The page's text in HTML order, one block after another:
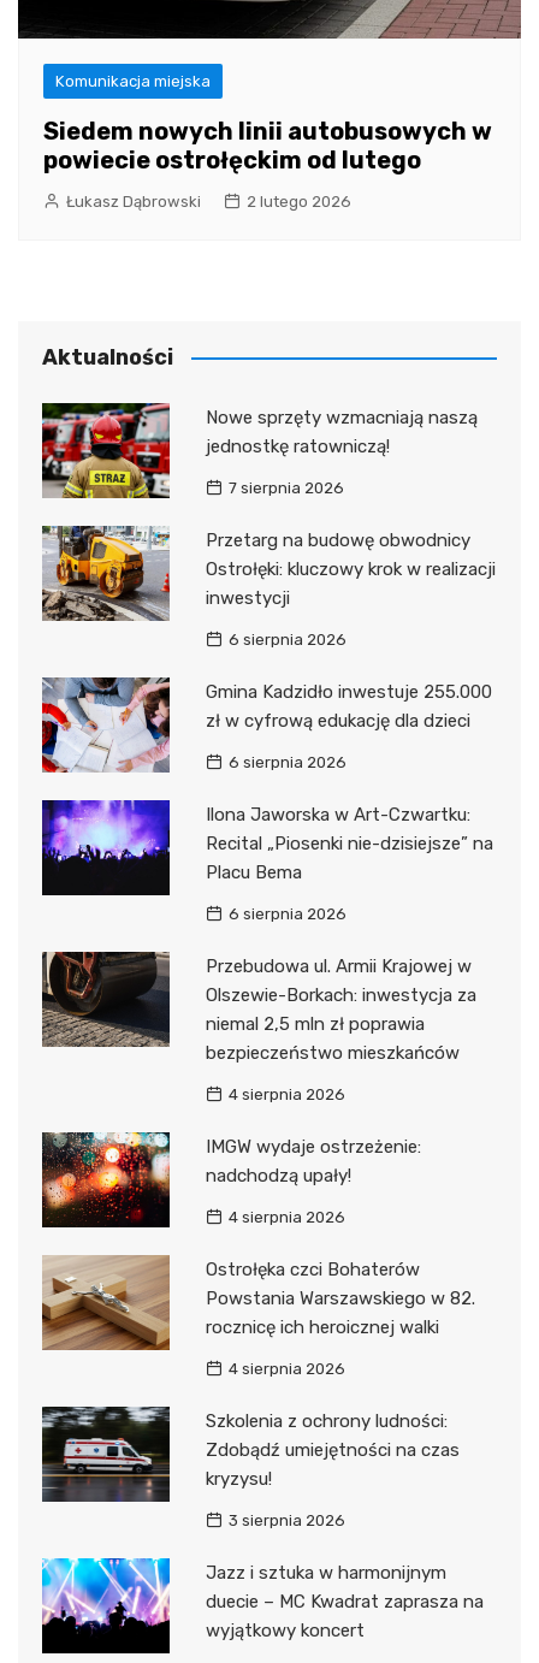
Komunikacja miejska
Siedem nowych linii autobusowych w
powiecie ostrołęckim od lutego
Łukasz Dąbrowski 2 lutego 2026
Aktualności
Nowe sprzęty wzmacniają naszą
jednostkę ratowniczą!
7 sierpnia 2026
Przetarg na budowę obwodnicy
Ostrołęki: kluczowy krok w realizacji
inwestycji
6 sierpnia 2026
Gmina Kadzidło inwestuje 255.000
zł w cyfrową edukację dla dzieci
6 sierpnia 2026
Ilona Jaworska w Art-Czwartku:
Recital „Piosenki nie-dzisiejsze” na
Placu Bema
6 sierpnia 2026
Przebudowa ul. Armii Krajowej w
Olszewie-Borkach: inwestycja za
niemal 2,5 mln zł poprawia
bezpieczeństwo mieszkańców
4 sierpnia 2026
IMGW wydaje ostrzeżenie:
nadchodzą upały!
4 sierpnia 2026
Ostrołęka czci Bohaterów
Powstania Warszawskiego w 82.
rocznicę ich heroicznej walki
4 sierpnia 2026
Szkolenia z ochrony ludności:
Zdobądź umiejętności na czas
kryzysu!
3 sierpnia 2026
Jazz i sztuka w harmonijnym
duecie – MC Kwadrat zaprasza na
wyjątkowy koncert